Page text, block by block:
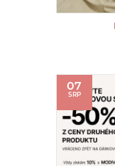
07
SRP